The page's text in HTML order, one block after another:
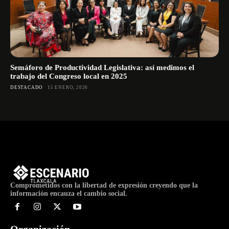
Semáforo de Productividad Legislativa: así medimos el
trabajo del Congreso local en 2025
DESTACADO 15 ENERO, 2026
Comprometidos con la libertad de expresión creyendo que la
información encauza el cambio social.